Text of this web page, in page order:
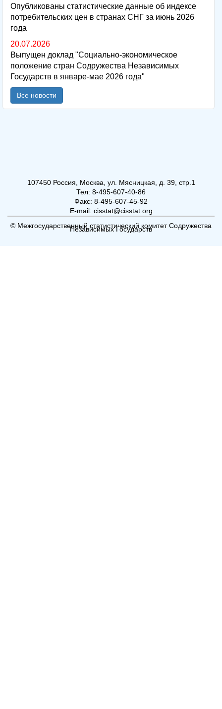
Опубликованы статистические данные об индексе
потребительских цен в странах СНГ за июнь 2026
года
20.07.2026
Выпущен доклад "Социально-экономическое
положение стран Содружества Независимых
Государств в январе-мае 2026 года"
Все новости
107450 Россия, Москва, ул. Мясницкая, д. 39, стр.1
Тел: 8-495-607-40-86
Факс: 8-495-607-45-92
E-mail: cisstat@cisstat.org
© Межгосударственный статистический комитет Содружества
Независимых Государств